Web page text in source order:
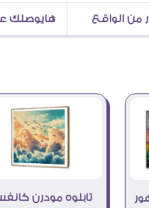
من الواقع هايوصلك
تابلوه مودرن